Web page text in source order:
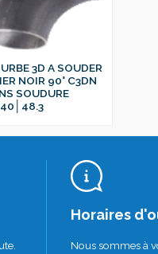
3D A SOUDER
NOIR 90° C3DN
SOUDURE
Horaires
Nous sommes à